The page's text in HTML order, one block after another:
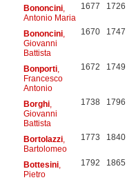
Bononcini,
Antonio Maria
1677 1726
Bononcini,
Giovanni
Battista
1670 1747
Bonporti,
Francesco
Antonio
1672 1749
Borghi,
Giovanni
Battista
1738 1796
Bortolazzi,
Bartolomeo
1773 1840
Bottesini,
Pietro
1792 1865